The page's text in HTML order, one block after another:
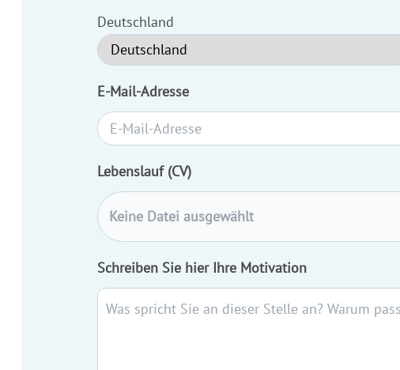
Deutschland
E-Mail-Adresse
Lebenslauf (CV)
Keine Datei ausgewählt
Schreiben Sie hier Ihre Motivation